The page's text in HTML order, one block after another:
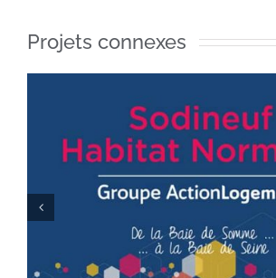
Projets connexes
Agence de Com Rouen